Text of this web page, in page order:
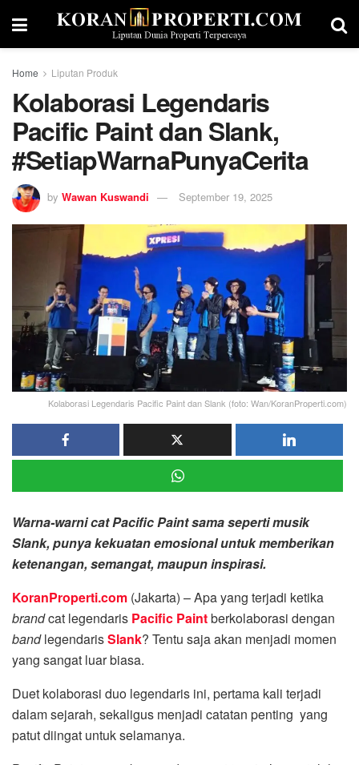
Home Liputan Produk
Kolaborasi Legendaris
Pacific Paint dan Slank,
#SetiapWarnaPunyaCerita
by Wawan Kuswandi September 19, 2025
Kolaborasi Legendaris Pacific Paint dan Slank (foto: Wan/KoranProperti.com)
Warna-warni cat Pacific Paint sama seperti musik
Slank, punya kekuatan emosional untuk memberikan
ketenangan, semangat, maupun inspirasi.
KoranProperti.com (Jakarta) – Apa yang terjadi ketika
brandcat legendaris Pacific Paintberkolaborasi dengan
bandlegendarisSlank? Tentu saja akan menjadi momen
yang sangat luar biasa.
Duet kolaborasi duo legendaris ini, pertama kali terjadi
dalam sejarah, sekaligus menjadi catatan penting yang
patut diingat untuk selamanya.